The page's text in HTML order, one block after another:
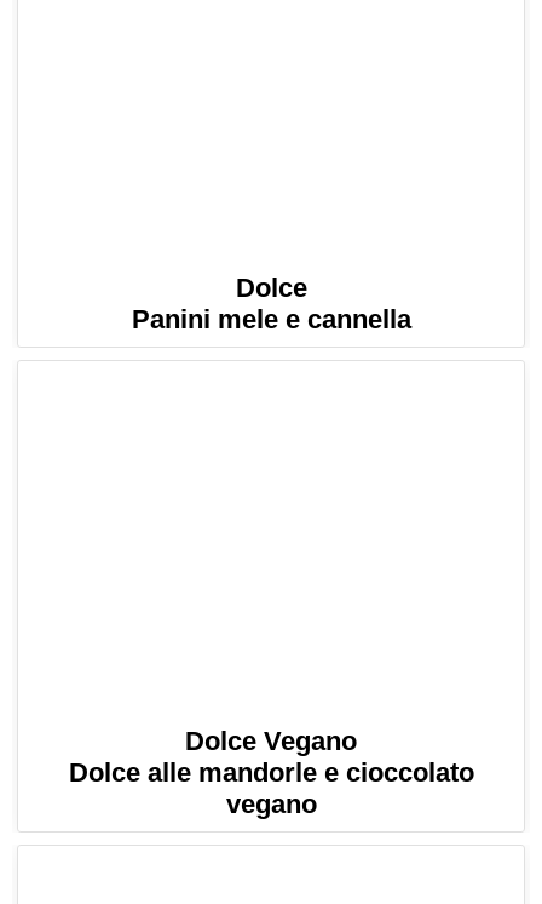
Dolce
Panini mele e cannella
Dolce Vegano
Dolce alle mandorle e cioccolato
vegano